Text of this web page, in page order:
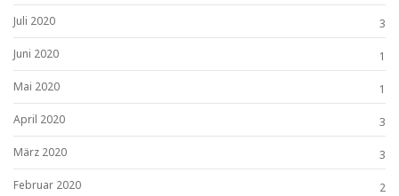
Juli 2020
3
Juni 2020
1
Mai 2020
1
April 2020
3
März 2020
3
Februar 2020
2